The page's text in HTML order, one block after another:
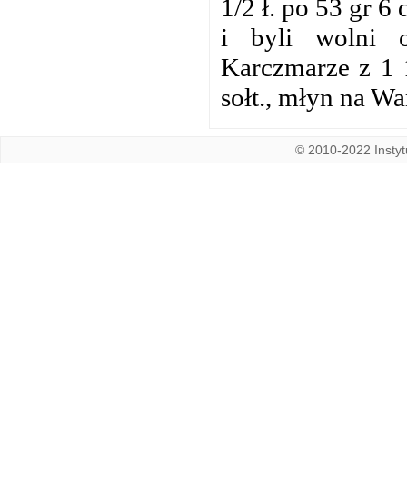
1/2 ł. po 53 gr 6
i byli wolni
Karczmarze z 1
sołt., młyn na
© 2010-2022